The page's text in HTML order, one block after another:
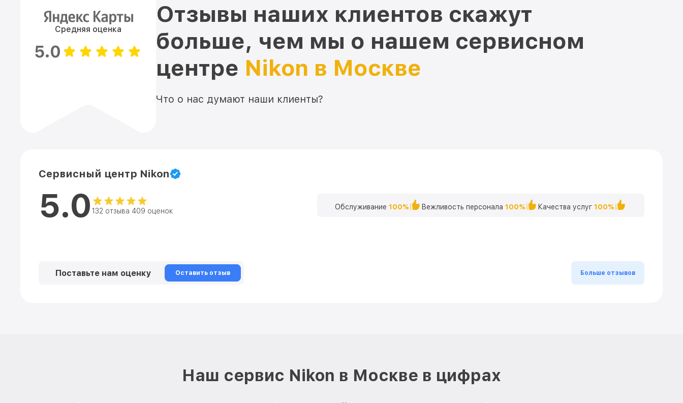
Средняя оценка
5.0
Отзывы наших клиентов скажут
больше, чем мы о нашем сервисном
центре Nikon в Москве
Что о нас думают наши клиенты?
Сервисный центр Nikon
5.0 132 отзыва 409 оценок Обслуживание 100% Вежливость персонала 100% Качества услуг 100%
Поставьте нам оценку Оставить отзыв Больше отзывов
Наш сервис Nikon в Москве в цифрах